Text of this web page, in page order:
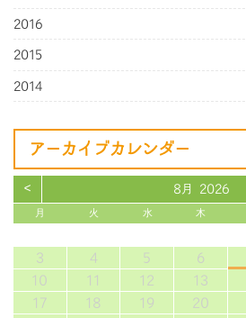
2016
2015
2014
アーカイブカレンダー
< 8月 2026
月 火 水 木
3
4 5 6
10
11 12 13
17
18 19 20